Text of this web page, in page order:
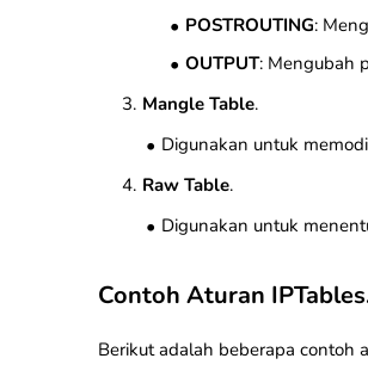
POSTROUTING:
OUTPUT: Mengubah
Mangle Table.
Digunakan untuk
Raw Table.
Digunakan untuk
Contoh Aturan
Berikut adalah beberapa contoh